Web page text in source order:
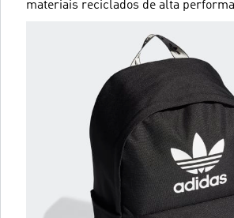
materiais reciclados de alta